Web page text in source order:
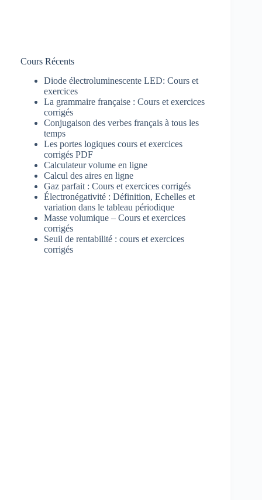
Cours Récents
Diode électroluminescente LED: Cours et
exercices
La grammaire française : Cours et exercices
corrigés
Conjugaison des verbes français à tous les
temps
Les portes logiques cours et exercices
corrigés PDF
Calculateur volume en ligne
Calcul des aires en ligne
Gaz parfait : Cours et exercices corrigés
Électronégativité : Définition, Echelles et
variation dans le tableau périodique
Masse volumique – Cours et exercices
corrigés
Seuil de rentabilité : cours et exercices
corrigés